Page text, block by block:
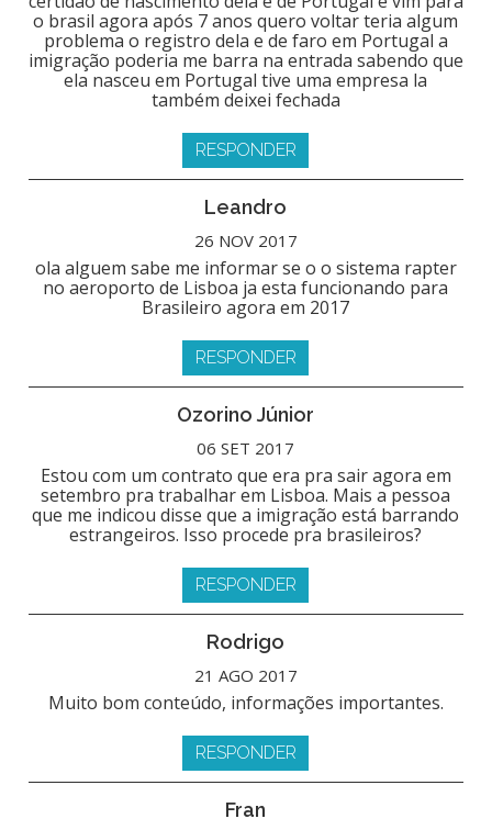
o brasil agora após 7 anos quero voltar teria algum
problema o registro dela e de faro em Portugal a
imigração poderia me barra na entrada sabendo que
ela nasceu em Portugal tive uma empresa la
também deixei fechada
RESPONDER
Leandro
26 NOV 2017
ola alguem sabe me informar se o o sistema rapter
no aeroporto de Lisboa ja esta funcionando para
Brasileiro agora em 2017
RESPONDER
Ozorino Júnior
06 SET 2017
Estou com um contrato que era pra sair agora em
setembro pra trabalhar em Lisboa. Mais a pessoa
que me indicou disse que a imigração está barrando
estrangeiros. Isso procede pra brasileiros?
RESPONDER
Rodrigo
21 AGO 2017
Muito bom conteúdo, informações importantes.
RESPONDER
Fran